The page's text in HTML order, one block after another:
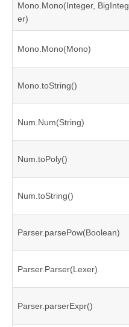
Mono.Mono(Integer, BigInteg
er)
Mono.Mono(Mono)
Mono.toString()
Num.Num(String)
Num.toPoly()
Num.toString()
Parser.parsePow(Boolean)
Parser.Parser(Lexer)
Parser.parserExpr()